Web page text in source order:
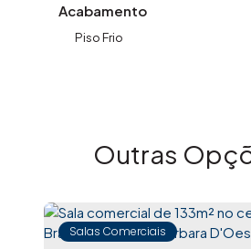
Acabamento
Piso Frio
Outras
Salas Comerciais